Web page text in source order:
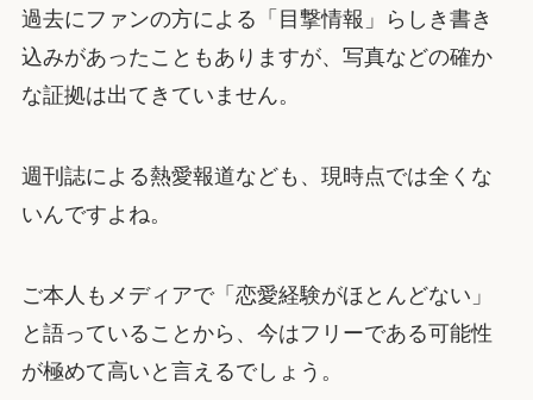
過去にファンの方による「目撃情報」らしき書き
込みがあったこともありますが、写真などの確か
な証拠は出てきていません。
週刊誌による熱愛報道なども、現時点では全くな
いんですよね。
ご本人もメディアで「恋愛経験がほとんどない」
と語っていることから、今はフリーである可能性
が極めて高いと言えるでしょう。